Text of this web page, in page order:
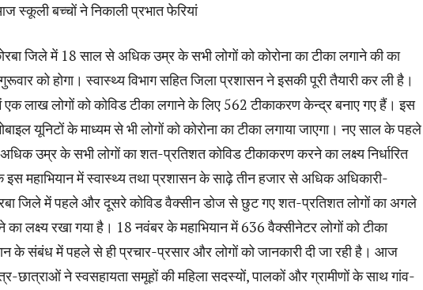
बच्चों ने निकाली प्रभात फेरियां
जिले में 18 साल से अधिक उम्र के सभी लोगों को कोरोना का टीका लगाने की का
को होगा। स्वास्थ्य विभाग सहित जिला प्रशासन ने इसकी पूरी तैयारी कर ली है।
लाख लोगों को कोविड टीका लगाने के लिए 562 टीकाकरण केन्द्र बनाए गए हैं। इस
यूनिटों के माध्यम से भी लोगों को कोरोना का टीका लगाया जाएगा। नए साल के पहले
उम्र के सभी लोगों का शत-प्रतिशत कोविड टीकाकरण करने का लक्ष्य निर्धारित
महाभियान में स्वास्थ्य तथा प्रशासन के साढ़े तीन हजार से अधिक अधिकारी-
जिले में पहले और दूसरे कोविड वैक्सीन डोज से छुट गए शत-प्रतिशत लोगों का अगले
लक्ष्य रखा गया है। 18 नवंबर के महाभियान में 636 वैक्सीनेटर लोगों को टीका
के संबंध में पहले से ही प्रचार-प्रसार और लोगों को जानकारी दी जा रही है। आज
छात्राओं ने स्वसहायता समूहों की महिला सदस्यों, पालकों और ग्रामीणों के साथ गांव-